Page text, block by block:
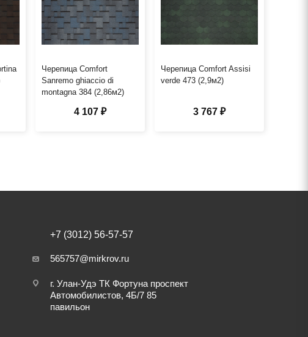
Черепица Comfort
Sanremo ghiaccio di
montagna 384 (2,86м2)
4 107 ₽
Черепица Comfort Assisi
verde 473 (2,9м2)
3 767 ₽
+7 (3012) 56-57-57
565757@mirkrov.ru
г. Улан-Удэ ​ТК Фортуна​ проспект
Автомобилистов, 4Б/7 ​85
павильон